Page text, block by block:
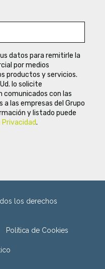
datos para remitirle la
por medios
productos y servicios.
lo solicite
comunicados con las
las empresas del Grupo
y listado puede
Privacidad.
los derechos
Política de Cookies